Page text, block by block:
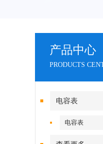
产品中心
PRODUCTS
电容表
电容表